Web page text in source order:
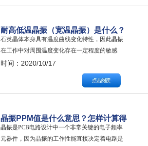
为交流耦合，10X档位。确保晶振主板上电起振
耐高低温晶振（宽温晶振）是什么？
工作温度范围是多少？
石英晶体本身具有温度曲线变化特性，因此晶振
在工作中对周围温度变化存在一定程度的敏感
性。换而言之，温度的变化会导致晶振输出频率
发生频率偏差现象。在晶振的主要电气参数中就
包括了温度频偏范围这个主要参考值。简而言
之，宽温晶振就是指其工作温度范围及适应温度
时间：2020/10/17
晶振PPM值是什么意思？怎样计算得
出实际晶振PPM值？
晶振是PCB电路设计中一个非常关键的电子频率
元器件，因为晶振的工作性能直接决定着电路是